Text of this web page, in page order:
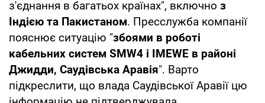
з'єднання в багатьох країнах", включно з
Індією та Пакистаном. Пресслужба компанії
пояснює ситуацію "збоями в роботі
кабельних систем SMW4 і IMEWE в районі
Джидди, Саудівська Аравія". Варто
підкреслити, що влада Саудівської Аравії цю